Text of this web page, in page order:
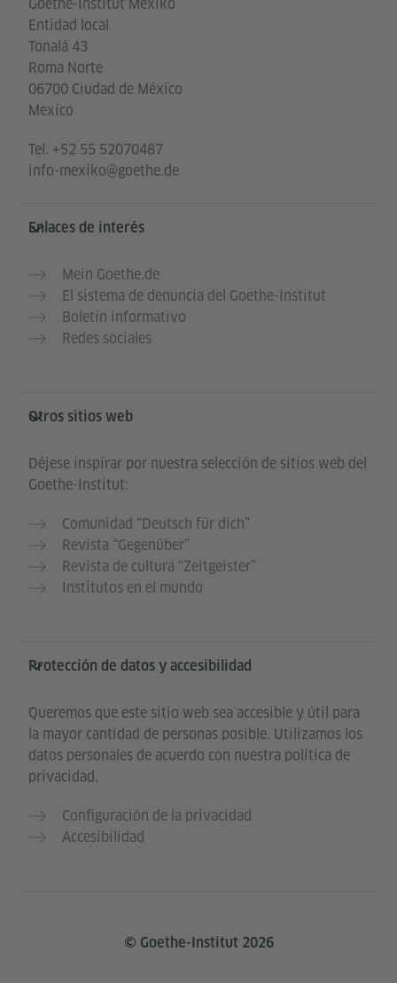
Entidad local
Tonalá 43
Roma Norte
06700 Ciudad de México
Mexico
Tel. +52 55 52070487
info-mexiko@goethe.de
Enlaces de interés
Mein Goethe.de
El sistema de denuncia del Goethe-Institut
Boletín informativo
Redes sociales
Otros sitios web
Déjese inspirar por nuestra selección de sitios web del
Goethe-Institut:
Comunidad “Deutsch für dich”
Revista “Gegenüber”
Revista de cultura “Zeitgeister”
Institutos en el mundo
Protección de datos y accesibilidad
Queremos que este sitio web sea accesible y útil para
la mayor cantidad de personas posible. Utilizamos los
datos personales de acuerdo con nuestra política de
privacidad.
Configuración de la privacidad
Accesibilidad
© Goethe-Institut 2026